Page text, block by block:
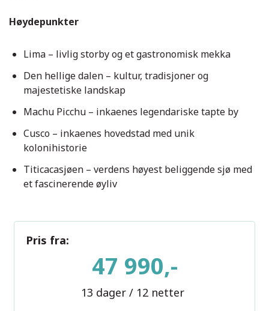
Høydepunkter
Lima – livlig storby og et gastronomisk mekka
Den hellige dalen – kultur, tradisjoner og
majestetiske landskap
Machu Picchu – inkaenes legendariske tapte by
Cusco – inkaenes hovedstad med unik
kolonihistorie
Titicacasjøen – verdens høyest beliggende sjø med
et fascinerende øyliv
Pris fra:
47 990,-
13 dager / 12 netter